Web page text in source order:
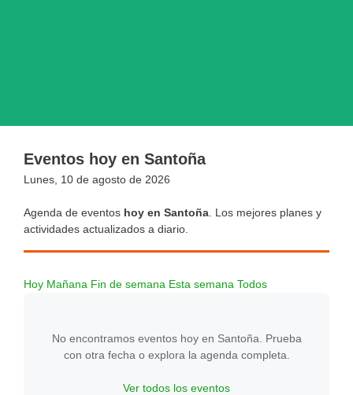
Eventos hoy en Santoña
Lunes, 10 de agosto de 2026
Agenda de eventos hoy en Santoña . Los mejores planes y
actividades actualizados a diario.
Hoy Mañana Fin de semana Esta semana Todos
No encontramos eventos hoy en Santoña. Prueba
con otra fecha o explora la agenda completa.
Ver todos los eventos